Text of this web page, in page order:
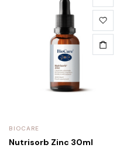
BIOCARE
Nutrisorb Zinc 30ml